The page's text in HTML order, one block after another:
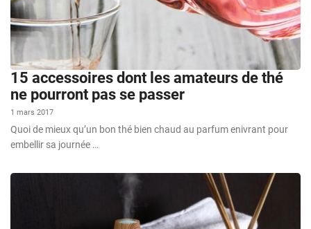
15 accessoires dont les amateurs de thé
ne pourront pas se passer
1 mars 2017
Quoi de mieux qu’un bon thé bien chaud au parfum enivrant pour
embellir sa journée …